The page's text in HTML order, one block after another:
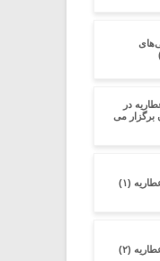
در
برگزار می
(۱)
(۲)